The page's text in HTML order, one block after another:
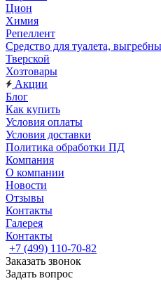
Цион
Химия
Репеллент
Средство для туалета,
Тверской
Хозтовары
Акции
Блог
Как купить
Условия оплаты
Условия доставки
Политика обработки ПД
Компания
О компании
Новости
Отзывы
Контакты
Галерея
Контакты
+7 (499) 110-70-82
Заказать звонок
Задать вопрос